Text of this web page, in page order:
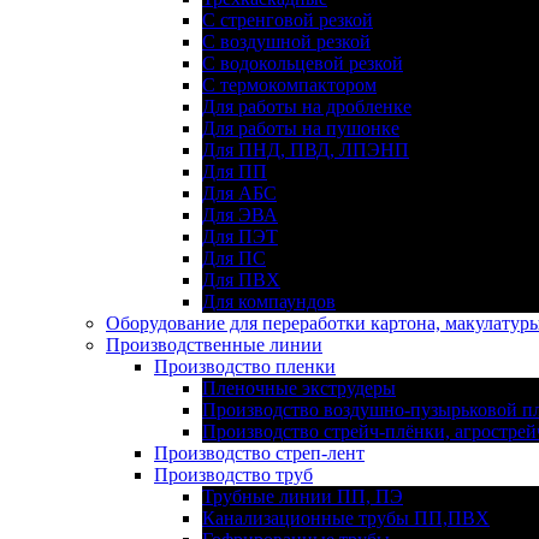
С стренговой резкой
С воздушной резкой
С водокольцевой резкой
С термокомпактором
Для работы на дробленке
Для работы на пушонке
Для ПНД, ПВД, ЛПЭНП
Для ПП
Для АБС
Для ЭВА
Для ПЭТ
Для ПС
Для ПВХ
Для компаундов
Оборудование для переработки картона,
Производственные линии
Производство пленки
Пленочные экструдеры
Производство воздушно-пузырьковой
Производство стрейч-плёнки,
Производство стреп-лент
Производство труб
Трубные линии ПП, ПЭ
Канализационные трубы ПП,ПВХ